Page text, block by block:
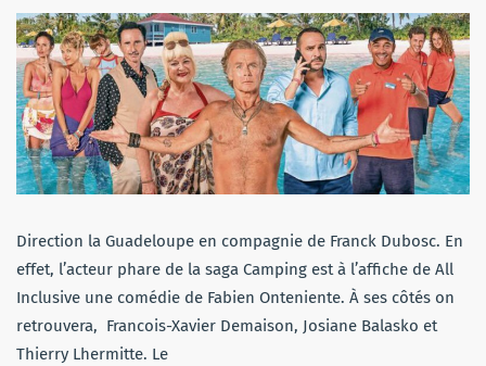
Direction la Guadeloupe en compagnie de Franck Dubosc. En
effet, l’acteur phare de la saga Camping est à l’affiche de All
Inclusive une comédie de Fabien Onteniente. À ses côtés on
retrouvera, Francois-Xavier Demaison, Josiane Balasko et
Thierry Lhermitte. Le